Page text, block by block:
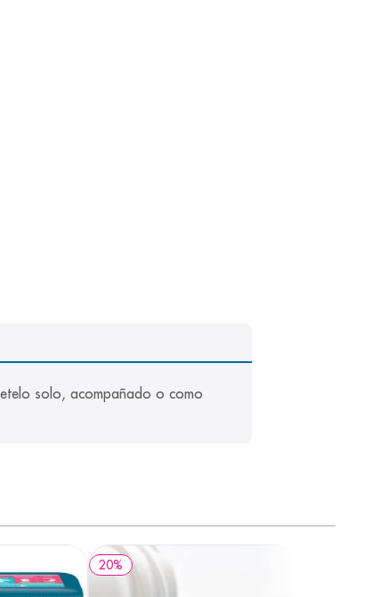
solo, acompañado o como
20%